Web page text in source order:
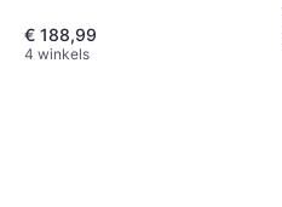
€ 188,99
4 winkels